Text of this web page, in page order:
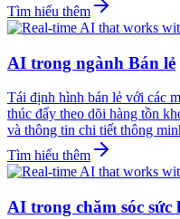
Tìm hiểu thêm
AI trong ngành Bán lẻ
Tái định hình bán lẻ với các
thúc đẩy theo dõi hàng tồn
và thông tin chi tiết thông
Tìm hiểu thêm
AI trong chăm sóc sức